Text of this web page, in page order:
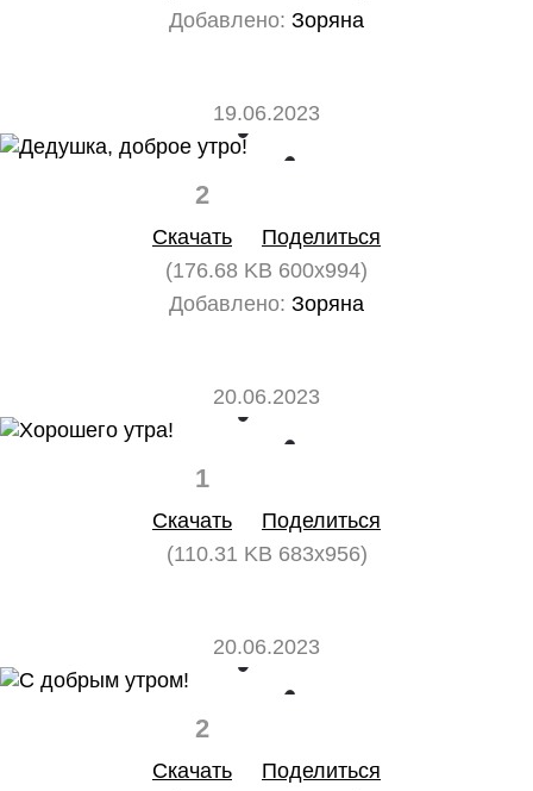
Добавлено: Зоряна
19.06.2023
2
Скачать
Поделиться
(176.68 KB 600x994)
Добавлено: Зоряна
20.06.2023
1
Скачать
Поделиться
(110.31 KB 683x956)
20.06.2023
2
Скачать
Поделиться